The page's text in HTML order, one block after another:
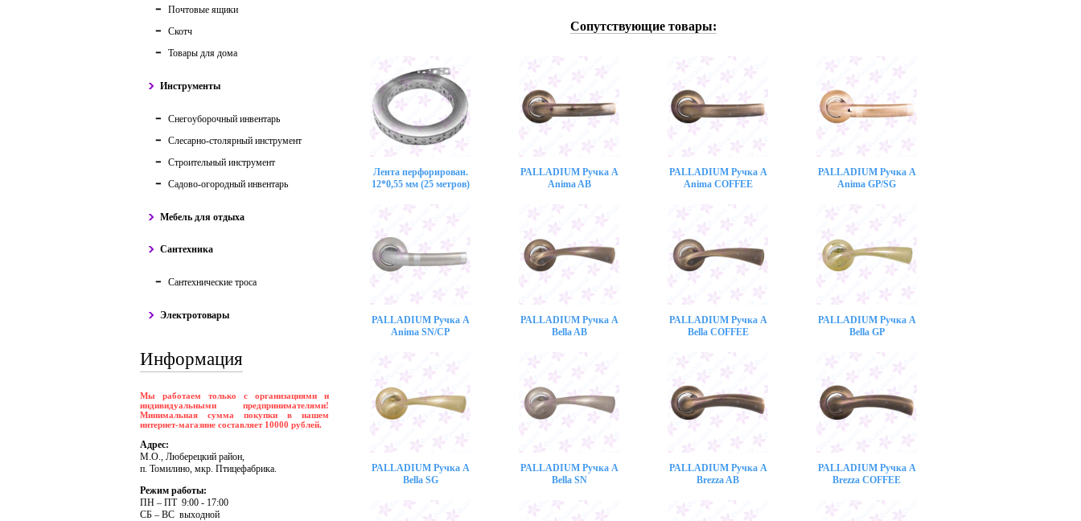
Почтовые ящики
Скотч
Товары для дома
Инструменты
Снегоуборочный инвентарь
Слесарно-столярный инструмент
Строительный инструмент
Садово-огородный инвентарь
Мебель для отдыха
Сантехника
Сантехнические троса
Электротовары
Информация
Мы работаем только с организациями и
индивидуальными предпринимателями!
Минимальная сумма покупки в нашем
интернет-магазине составляет 10000 рублей.
Адрес:
М.О., Люберецкий район,
п. Томилино, мкр. Птицефабрика.
Режим работы:
ПH – ПT 9:00 - 17:00
CБ – BC выходной
Сопутствующие товары:
Лента перфорирован.
12*0,55 мм (25 метров)
PALLADIUM Ручка A
Anima AB
PALLADIUM Ручка A
Anima COFFEE
PALLADIUM Ручка A
Anima GP/SG
PALLADIUM Ручка A
Anima SN/CP
PALLADIUM Ручка A
Bella AB
PALLADIUM Ручка A
Bella COFFEE
PALLADIUM Ручка A
Bella GP
PALLADIUM Ручка A
Bella SG
PALLADIUM Ручка A
Bella SN
PALLADIUM Ручка A
Brezza AB
PALLADIUM Ручка A
Brezza COFFEE